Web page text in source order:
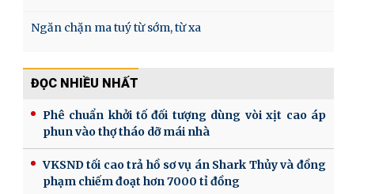
Ngăn chặn ma tuý từ sớm, từ xa
ĐỌC NHIỀU NHẤT
Phê chuẩn khởi tố đối tượng dùng vòi xịt cao áp
phun vào thợ tháo dỡ mái nhà
VKSND tối cao trả hồ sơ vụ án Shark Thủy và đồng
phạm chiếm đoạt hơn 7000 tỉ đồng